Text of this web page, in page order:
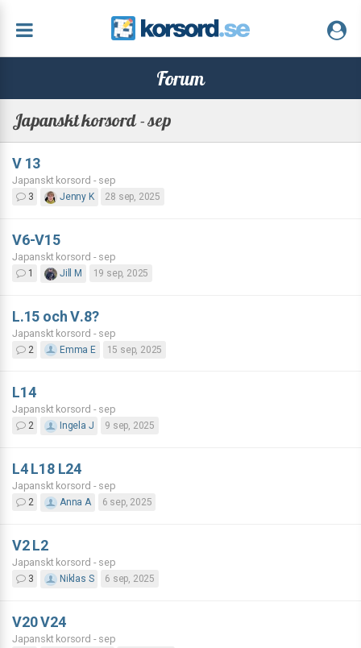
Forum
Japanskt korsord - sep
V 13
Japanskt korsord - sep
3 Jenny K 28 sep, 2025
V6-V15
Japanskt korsord - sep
1 Jill M 19 sep, 2025
L.15 och V.8?
Japanskt korsord - sep
2 Emma E 15 sep, 2025
L14
Japanskt korsord - sep
2 Ingela J 9 sep, 2025
L4 L18 L24
Japanskt korsord - sep
2 Anna A 6 sep, 2025
V2 L2
Japanskt korsord - sep
3 Niklas S 6 sep, 2025
V20 V24
Japanskt korsord - sep